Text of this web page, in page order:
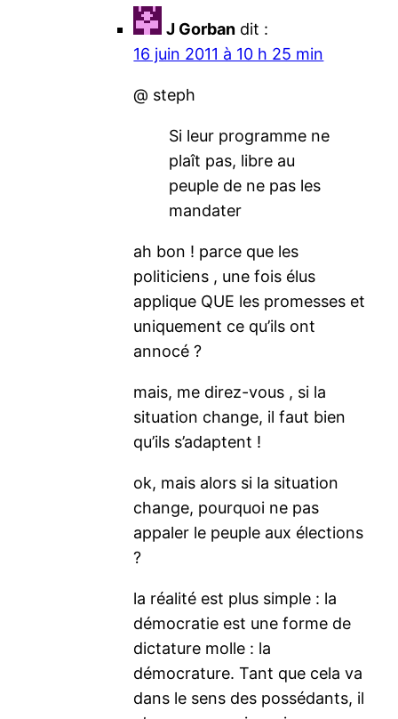
J Gorban dit :
16 juin 2011 à 10 h 25 min
@ steph
Si leur programme ne
plaît pas, libre au
peuple de ne pas les
mandater
ah bon ! parce que les
politiciens , une fois élus
applique QUE les promesses et
uniquement ce qu’ils ont
annocé ?
mais, me direz-vous , si la
situation change, il faut bien
qu’ils s’adaptent !
ok, mais alors si la situation
change, pourquoi ne pas
appaler le peuple aux élections
?
la réalité est plus simple : la
démocratie est une forme de
dictature molle : la
démocrature. Tant que cela va
dans le sens des possédants, il